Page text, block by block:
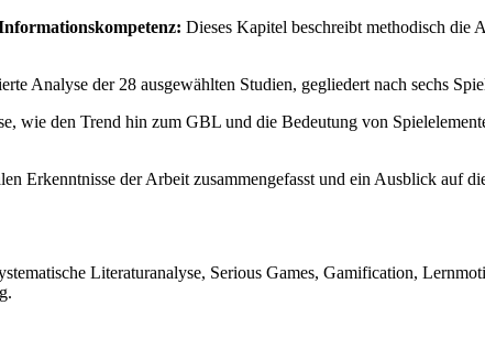
Dieses Kapitel beschreibt methodisch die
Analyse der 28 ausgewählten Studien, gegliedert nach sechs
wie den Trend hin zum GBL und die Bedeutung von
Erkenntnisse der Arbeit zusammengefasst und ein Ausblick auf
Literaturanalyse, Serious Games, Gamification,